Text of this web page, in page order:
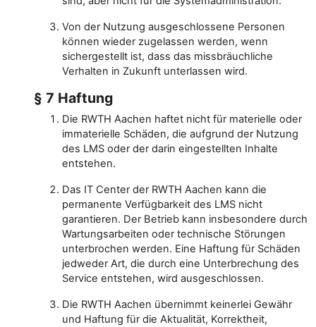
Von der Nutzung ausgeschlossene Personen
können wieder zugelassen werden, wenn
sichergestellt ist, dass das missbräuchliche
Verhalten in Zukunft unterlassen wird.
§ 7 Haftung
Die RWTH Aachen haftet nicht für materielle oder
immaterielle Schäden, die aufgrund der Nutzung
des LMS oder der darin eingestellten Inhalte
entstehen.
Das IT Center der RWTH Aachen kann die
permanente Verfügbarkeit des LMS nicht
garantieren. Der Betrieb kann insbesondere durch
Wartungsarbeiten oder technische Störungen
unterbrochen werden. Eine Haftung für Schäden
jedweder Art, die durch eine Unterbrechung des
Service entstehen, wird ausgeschlossen.
Die RWTH Aachen übernimmt keinerlei Gewähr
und Haftung für die Aktualität, Korrektheit,